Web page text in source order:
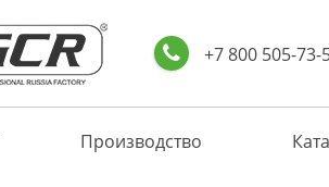
+7 800 505-73-
Производство